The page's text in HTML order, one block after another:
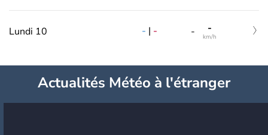
Lundi 10 - | - - -
km/h
Actualités Météo à l'étranger